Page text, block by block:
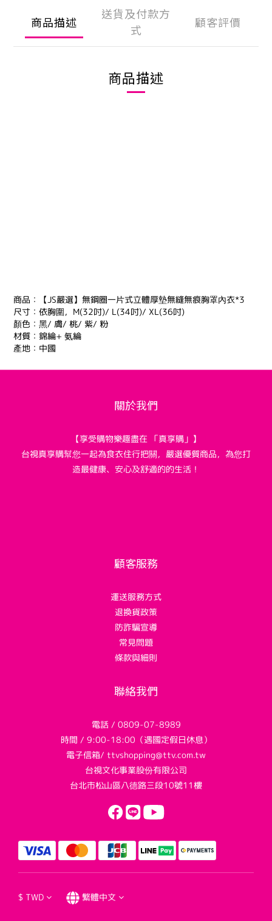
商品描述
送貨及付款方
式
顧客評價
商品描述
商品：【JS嚴選】無鋼圈一片式立體厚墊無縫無痕胸罩內衣*3
尺寸：依胸圍，M(32吋)/ L(34吋)/ XL(36吋)
顏色：黑/ 膚/ 桃/ 紫/ 粉
材質：錦綸+ 氨綸
產地：中國
關於我們
【享受購物樂趣盡在 「真享購」】
台視真享購幫您一起為食衣住行把關，嚴選優質商品，為您打
造最健康、安心及舒適的的生活！
顧客服務
運送服務方式
退換貨政策
防詐騙宣導
常見問題
條款與細則
聯絡我們
電話 / 0809-07-8989
時間 / 9:00-18:00（遇國定假日休息）
電子信箱/ ttvshopping@ttv.com.tw
台視文化事業股份有限公司
台北市松山區八德路三段10號11樓
$ TWD 繁體中文